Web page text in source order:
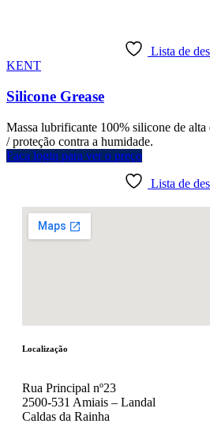
Lista de
KENT
Silicone Grease
Massa lubrificante 100% silicone de
/ proteção contra a humidade.
Faça login para ver o preço
Lista de
Localização
Rua Principal nº23
2500-531 Amiais – Landal
Caldas da Rainha